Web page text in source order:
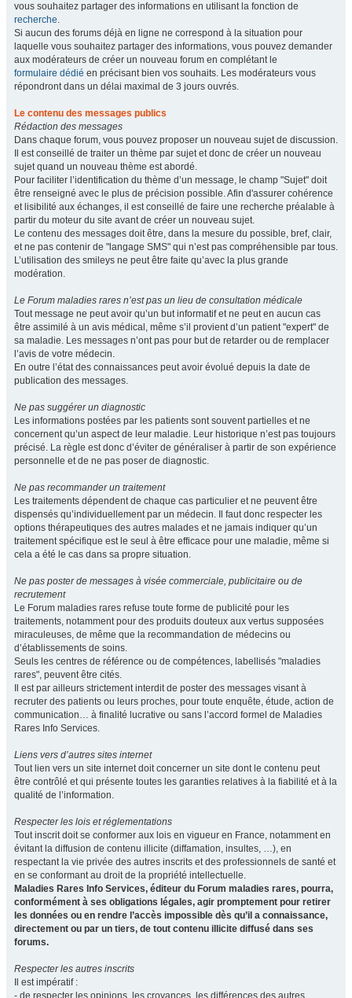
vous souhaitez partager des informations en utilisant la fonction de
recherche.
Si aucun des forums déjà en ligne ne correspond à la situation pour
laquelle vous souhaitez partager des informations, vous pouvez demander
aux modérateurs de créer un nouveau forum en complétant le
formulaire dédié en précisant bien vos souhaits. Les modérateurs vous
répondront dans un délai maximal de 3 jours ouvrés.
Le contenu des messages publics
Rédaction des messages
Dans chaque forum, vous pouvez proposer un nouveau sujet de discussion.
Il est conseillé de traiter un thème par sujet et donc de créer un nouveau
sujet quand un nouveau thème est abordé.
Pour faciliter l’identification du thème d’un message, le champ "Sujet" doit
être renseigné avec le plus de précision possible. Afin d'assurer cohérence
et lisibilité aux échanges, il est conseillé de faire une recherche préalable à
partir du moteur du site avant de créer un nouveau sujet.
Le contenu des messages doit être, dans la mesure du possible, bref, clair,
et ne pas contenir de "langage SMS" qui n’est pas compréhensible par tous.
L’utilisation des smileys ne peut être faite qu’avec la plus grande
modération.
Le Forum maladies rares n’est pas un lieu de consultation médicale
Tout message ne peut avoir qu’un but informatif et ne peut en aucun cas
être assimilé à un avis médical, même s’il provient d’un patient "expert" de
sa maladie. Les messages n’ont pas pour but de retarder ou de remplacer
l’avis de votre médecin.
En outre l’état des connaissances peut avoir évolué depuis la date de
publication des messages.
Ne pas suggérer un diagnostic
Les informations postées par les patients sont souvent partielles et ne
concernent qu’un aspect de leur maladie. Leur historique n’est pas toujours
précisé. La règle est donc d’éviter de généraliser à partir de son expérience
personnelle et de ne pas poser de diagnostic.
Ne pas recommander un traitement
Les traitements dépendent de chaque cas particulier et ne peuvent être
dispensés qu’individuellement par un médecin. Il faut donc respecter les
options thérapeutiques des autres malades et ne jamais indiquer qu’un
traitement spécifique est le seul à être efficace pour une maladie, même si
cela a été le cas dans sa propre situation.
Ne pas poster de messages à visée commerciale, publicitaire ou de
recrutement
Le Forum maladies rares refuse toute forme de publicité pour les
traitements, notamment pour des produits douteux aux vertus supposées
miraculeuses, de même que la recommandation de médecins ou
d’établissements de soins.
Seuls les centres de référence ou de compétences, labellisés "maladies
rares", peuvent être cités.
Il est par ailleurs strictement interdit de poster des messages visant à
recruter des patients ou leurs proches, pour toute enquête, étude, action de
communication… à finalité lucrative ou sans l’accord formel de Maladies
Rares Info Services.
Liens vers d’autres sites internet
Tout lien vers un site internet doit concerner un site dont le contenu peut
être contrôlé et qui présente toutes les garanties relatives à la fiabilité et à la
qualité de l’information.
Respecter les lois et réglementations
Tout inscrit doit se conformer aux lois en vigueur en France, notamment en
évitant la diffusion de contenu illicite (diffamation, insultes, …), en
respectant la vie privée des autres inscrits et des professionnels de santé et
en se conformant au droit de la propriété intellectuelle.
Maladies Rares Info Services, éditeur du Forum maladies rares, pourra,
conformément à ses obligations légales, agir promptement pour retirer
les données ou en rendre l’accès impossible dès qu’il a connaissance,
directement ou par un tiers, de tout contenu illicite diffusé dans ses
forums.
Respecter les autres inscrits
Il est impératif :
- de respecter les opinions, les croyances, les différences des autres